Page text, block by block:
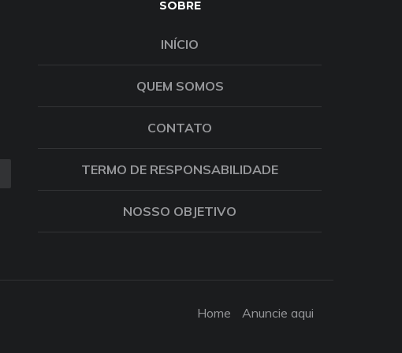
SOBRE
INÍCIO
QUEM SOMOS
CONTATO
TERMO DE RESPONSABILIDADE
NOSSO OBJETIVO
Home Anuncie aqui